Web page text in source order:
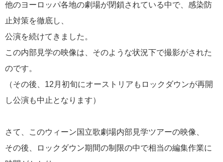
他のヨーロッパ各地の劇場が閉鎖されている中で、感染防
止対策を徹底し、
公演を続けてきました。
この内部見学の映像は、そのような状況下で撮影がされた
のです。
（その後、12月初旬にオーストリアもロックダウンが再開
し公演も中止となります）
さて、このウィーン国立歌劇場内部見学ツアーの映像、
その後、ロックダウン期間の制限の中で相当の編集作業に
ツアー説明会
ザルツブルグ・イースター音楽祭
フリープラン
バイロイト音楽祭